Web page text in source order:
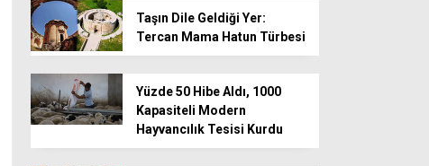
Taşın Dile Geldiği Yer:
Tercan Mama Hatun Türbesi
Yüzde 50 Hibe Aldı, 1000
Kapasiteli Modern
Hayvancılık Tesisi Kurdu